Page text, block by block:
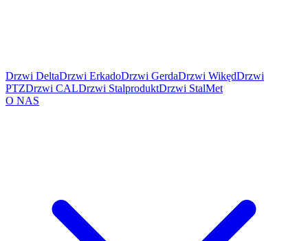
Drzwi DeltaDrzwi ErkadoDrzwi GerdaDrzwi WikędDrzwi
PTZDrzwi CALDrzwi StalproduktDrzwi StalMet
O NAS